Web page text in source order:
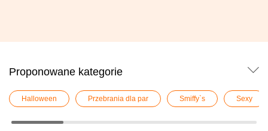
Proponowane kategorie
Halloween Przebrania dla par Smiffy`s Sexy